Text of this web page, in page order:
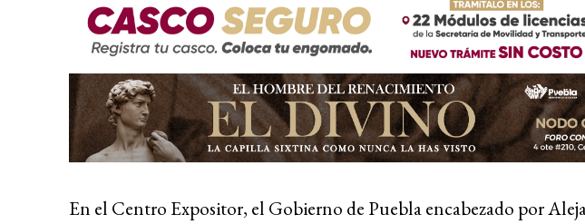
En el Centro Expositor, el Gobierno de Puebla encabezado por